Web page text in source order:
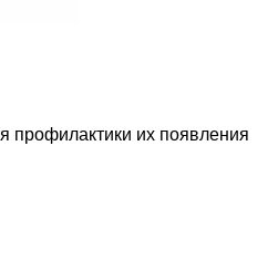
профилактики их появления